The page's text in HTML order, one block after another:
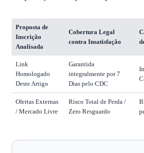
Proposta de
Inscrição
Analisada
Cobertura Legal
contra Insatisfação
Link
Homologado
Deste Artigo
Garantida
integralmente por 7
Dias pelo CDC
Ofertas Externas
/ Mercado Livre
Risco Total de Perda /
Zero Resguardo